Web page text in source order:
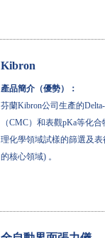
Kibron
產品簡介（優勢）：
芬蘭Kibron公司生產的
（CMC）和表觀pKa等化
理化學領域試樣的篩選及
的核心領域) 。